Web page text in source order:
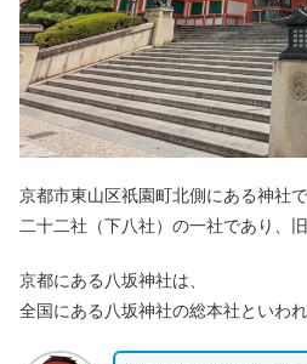
京都市東山区祇園町北側にある神社で
二十二社（下八社）の一社であり、
京都にある八坂神社は、
全国にある八坂神社の総本社といわ